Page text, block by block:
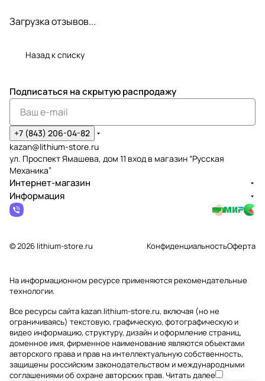
Загрузка отзывов...
Назад к списку
Подписаться на скрытую распродажу
+7 (843) 206-04-82
kazan@lithium-store.ru
ул. Проспект Ямашева, дом 11 вход в магазин “Русская
Механика”
Интернет-магазин
Информация
© 2026 lithium-store.ru КонфиденциальностьОферта
На информационном ресурсе применяютсярекомендательные
технологии.
Все ресурсы сайта kazan.lithium-store.ru, включая (но не
ограничиваясь) текстовую, графическую, фотографическую и
видео информацию, структуру, дизайн и оформление страниц,
доменное имя, фирменное наименование являются объектами
авторского права и прав на интеллектуальную собственность,
защищены российским законодательством и международными
соглашениями об охране авторских прав.Читать далее